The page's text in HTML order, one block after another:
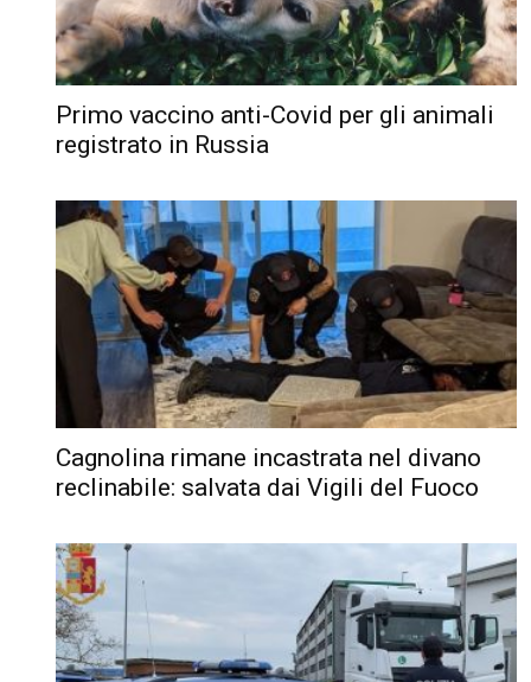
Primo vaccino anti-Covid per gli animali
registrato in Russia
Cagnolina rimane incastrata nel divano
reclinabile: salvata dai Vigili del Fuoco